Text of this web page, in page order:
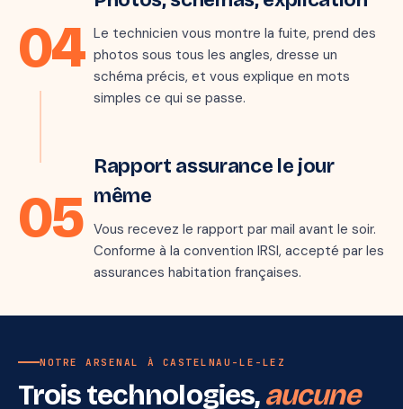
04 Le technicien vous montre la fuite, prend des
photos sous tous les angles, dresse un
schéma précis, et vous explique en mots
simples ce qui se passe.
Fuite sous chape
Durée :
1 h 47
Localisation :
Joint PER lavabo
✓ Validé avec le client
05
Rapport assurance le jour
même
Vous recevez le rapport par mail avant le soir.
Conforme à la convention IRSI, accepté par les
assurances habitation françaises.
mark_email_read
NOTRE ARSENAL À CASTELNAU-LE-LEZ
Trois technologies,aucune